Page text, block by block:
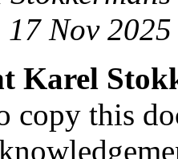
Nov 2025
Karel
copy this